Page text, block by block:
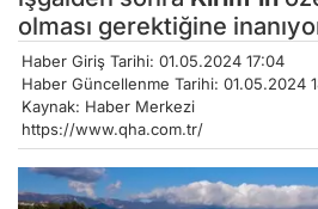
olması gerektiğine
Haber Giriş Tarihi: 01.05.2024 17:04
Haber Güncellenme Tarihi: 01.05.2024
Kaynak: Haber Merkezi
https://www.qha.com.tr/